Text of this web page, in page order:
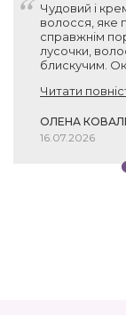
Чудовий і
волосся, яке
справжнім
лусочки,
блискучим.
— за такий
Читати
ОЛЕНА
16.07.2026